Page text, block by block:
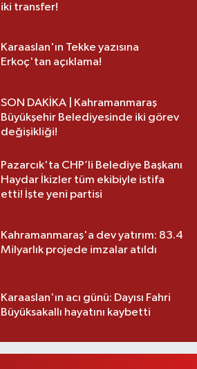
iki transfer!
Karaaslan'ın Tekke yazısına
Erkoç'tan açıklama!
SON DAKİKA | Kahramanmaraş
Büyükşehir Belediyesinde iki görev
değişikliği!
Pazarcık'ta CHP’li Belediye Başkanı
Haydar İkizler tüm ekibiyle istifa
etti! İşte yeni partisi
Kahramanmaraş'a dev yatırım: 83.4
Milyarlık projede imzalar atıldı
Karaaslan'ın acı günü: Dayısı Fahri
Büyüksakallı hayatını kaybetti